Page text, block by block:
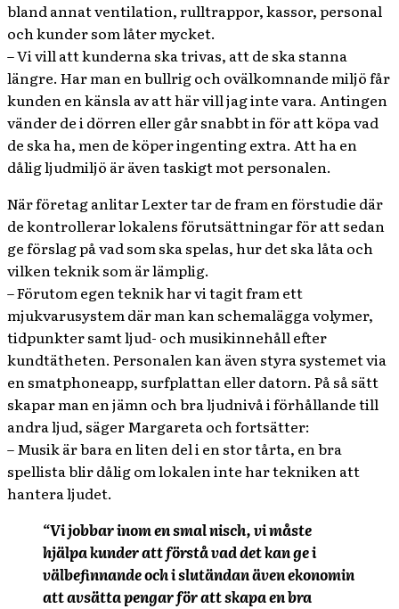
bland annat ventilation, rulltrappor, kassor, personal
och kunder som låter mycket.
– Vi vill att kunderna ska trivas, att de ska stanna
längre. Har man en bullrig och ovälkomnande miljö får
kunden en känsla av att här vill jag inte vara. Antingen
vänder de i dörren eller går snabbt in för att köpa vad
de ska ha, men de köper ingenting extra. Att ha en
dålig ljudmiljö är även taskigt mot personalen.
När företag anlitar Lexter tar de fram en förstudie där
de kontrollerar lokalens förutsättningar för att sedan
ge förslag på vad som ska spelas, hur det ska låta och
vilken teknik som är lämplig.
– Förutom egen teknik har vi tagit fram ett
mjukvarusystem där man kan schemalägga volymer,
tidpunkter samt ljud- och musikinnehåll efter
kundtätheten. Personalen kan även styra systemet via
en smatphoneapp, surfplattan eller datorn. På så sätt
skapar man en jämn och bra ljudnivå i förhållande till
andra ljud, säger Margareta och fortsätter:
– Musik är bara en liten del i en stor tårta, en bra
spellista blir dålig om lokalen inte har tekniken att
hantera ljudet.
“Vi jobbar inom en smal nisch, vi måste
hjälpa kunder att förstå vad det kan ge i
välbefinnande och i slutändan även ekonomin
att avsätta pengar för att skapa en bra